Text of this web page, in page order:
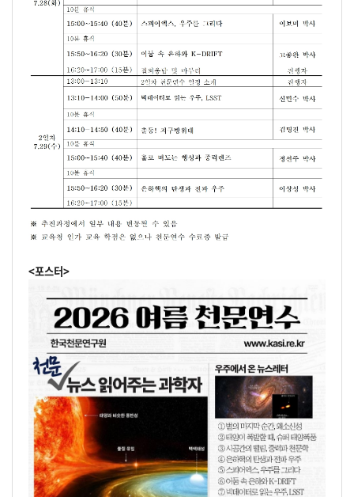
<포스터>